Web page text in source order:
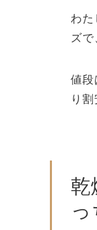
わた
ズで
値段
り割
乾
っ